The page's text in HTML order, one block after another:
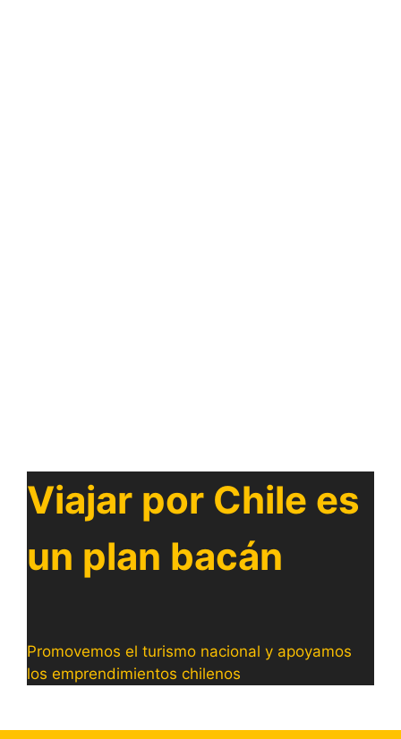
Viajar por Chile es
un plan bacán
Promovemos el turismo nacional y apoyamos
los emprendimientos chilenos